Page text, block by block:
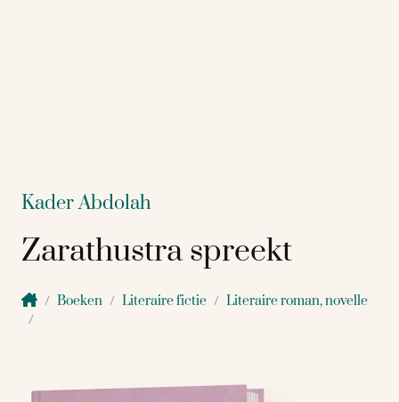
Kader Abdolah
Zarathustra spreekt
Boeken Literaire fictie Literaire roman, novelle